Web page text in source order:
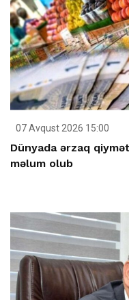
07 Avqust 2026 15:00
Dünyada ərzaq
məlum olub